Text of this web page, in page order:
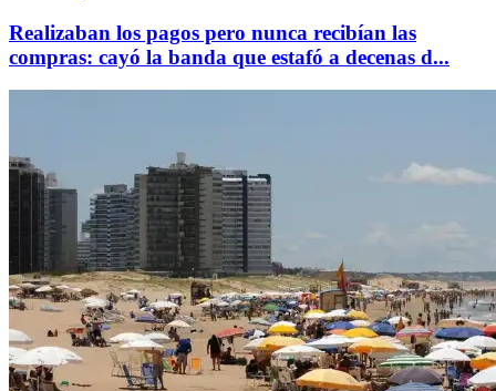
Realizaban los pagos pero nunca recibían las
compras: cayó la banda que estafó a decenas d...